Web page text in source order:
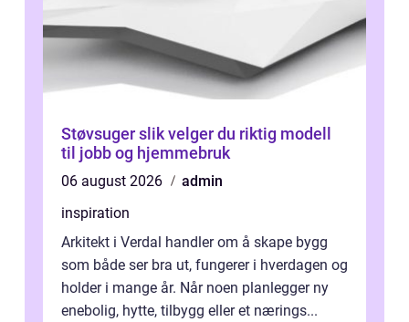
Støvsuger slik velger du riktig modell
til jobb og hjemmebruk
06 august 2026
admin
inspiration
Arkitekt i Verdal handler om å skape bygg
som både ser bra ut, fungerer i hverdagen og
holder i mange år. Når noen planlegger ny
enebolig, hytte, tilbygg eller et nærings...